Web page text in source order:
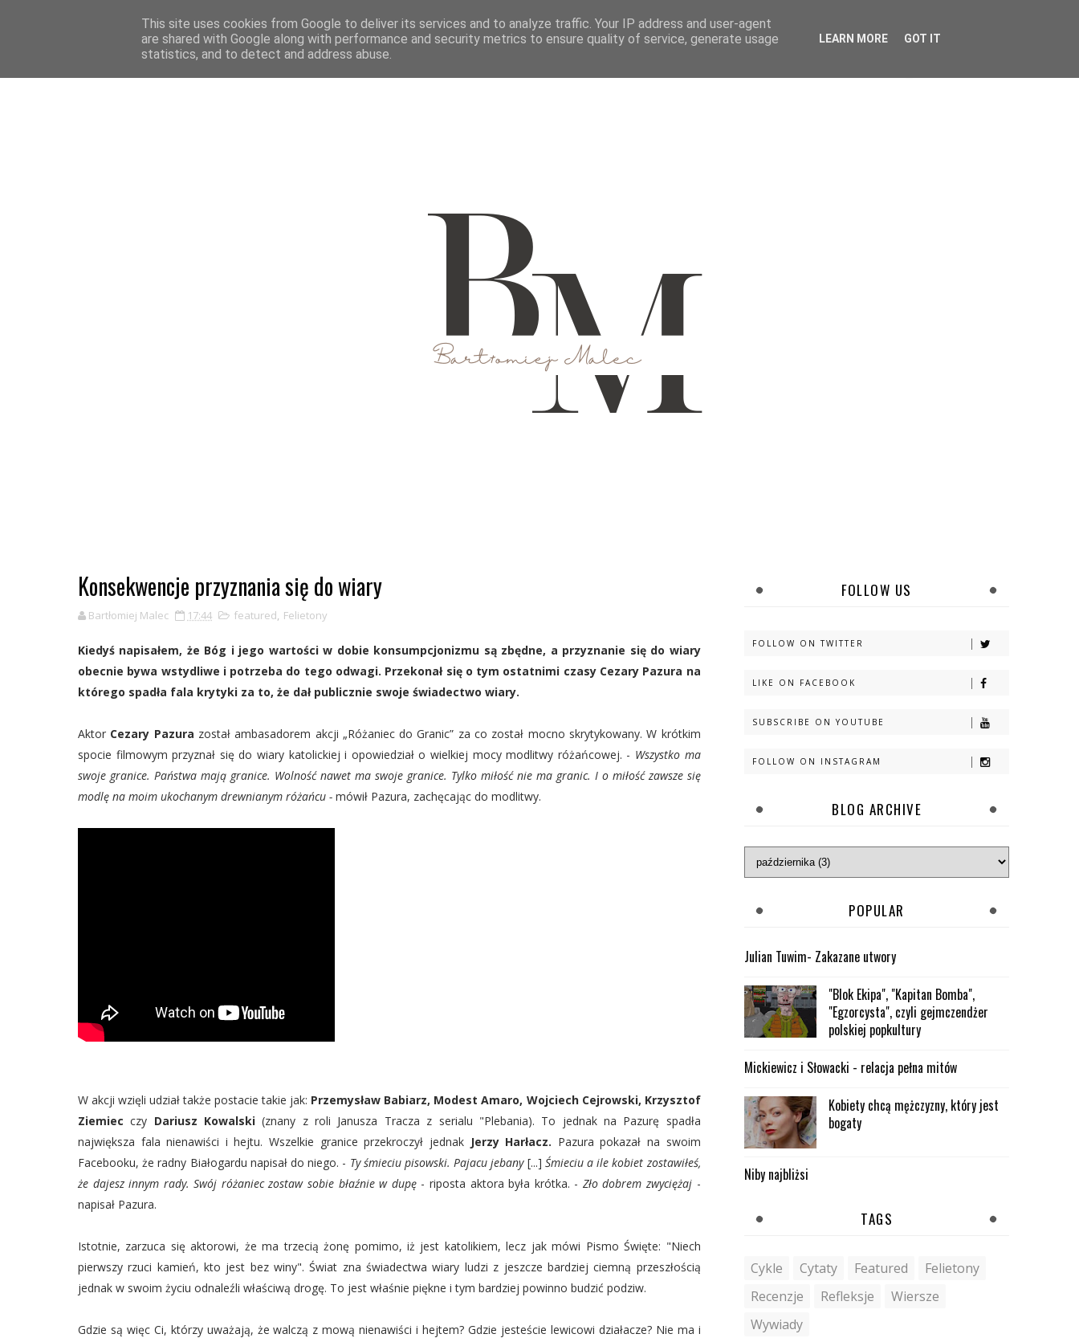
FELIETONY CYKLE WYWIADY PRELUDIUM O MNIE WSPÓŁPRACUJ KONTAKT
Konsekwencje przyznania się do wiary
Bartłomiej Malec 17:44 featured, Felietony
Kiedyś napisałem, że Bóg i jego wartości w dobie konsumpcjonizmu są zbędne, a przyznanie się do wiary
obecnie bywa wstydliwe i potrzeba do tego odwagi. Przekonał się o tym ostatnimi czasy Cezary Pazura na
którego spadła fala krytyki za to, że dał publicznie swoje świadectwo wiary.
Aktor Cezary Pazura został ambasadorem akcji „Różaniec do Granic” za co został mocno skrytykowany. W krótkim
spocie filmowym przyznał się do wiary katolickiej i opowiedział o wielkiej mocy modlitwy różańcowej. - Wszystko ma
swoje granice. Państwa mają granice. Wolność nawet ma swoje granice. Tylko miłość nie ma granic. I o miłość zawsze się
modlę na moim ukochanym drewnianym różańcu - mówił Pazura, zachęcając do modlitwy.
W akcji wzięli udział także postacie takie jak: Przemysław Babiarz, Modest Amaro, Wojciech Cejrowski, Krzysztof
Ziemiecczy Dariusz Kowalski (znany z roli Janusza Tracza z serialu "Plebania). To jednak na Pazurę spadła
największa fala nienawiści i hejtu. Wszelkie granice przekroczył jednak Jerzy Harłacz. Pazura pokazał na swoim
Facebooku, że radny Białogardu napisał do niego. - Ty śmieciu pisowski. Pajacu jebany[...] Śmieciu a ile kobiet zostawiłeś,
że dajesz innym rady. Swój różaniec zostaw sobie błaźnie w dupę- riposta aktora była krótka. - Zło dobrem zwyciężaj -
napisał Pazura.
Istotnie, zarzuca się aktorowi, że ma trzecią żonę pomimo, iż jest katolikiem, lecz jak mówi Pismo Święte: "Niech
pierwszy rzuci kamień, kto jest bez winy". Świat zna świadectwa wiary ludzi z jeszcze bardziej ciemną przeszłością
jednak w swoim życiu odnaleźli właściwą drogę. To jest właśnie piękne i tym bardziej powinno budzić podziw.
Gdzie są więc Ci, którzy uważają, że walczą z mową nienawiści i hejtem? Gdzie jesteście lewicowi działacze? Nie ma i
FOLLOW US
FOLLOW ON TWITTER
LIKE ON FACEBOOK
SUBSCRIBE ON YOUTUBE
FOLLOW ON INSTAGRAM
BLOG ARCHIVE
POPULAR
Julian Tuwim- Zakazane utwory
"Blok Ekipa", "Kapitan Bomba",
"Egzorcysta", czyli gejmczendżer
polskiej popkultury
Mickiewicz i Słowacki - relacja pełna mitów
Kobiety chcą mężczyzny, który jest
bogaty
Niby najbliżsi
TAGS
Cykle Cytaty Featured
Felietony
Recenzje
Refleksje
Wiersze
Wywiady
This site uses cookies from Google to deliver its services and to analyze traffic. Your IP address and user-agent
are shared with Google along with performance and security metrics to ensure quality of service, generate usage
statistics, and to detect and address abuse.
LEARN MORE GOT IT